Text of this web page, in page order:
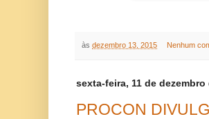
às dezembro 13, 2015 Nenhum
sexta-feira, 11 de dezembro
PROCON